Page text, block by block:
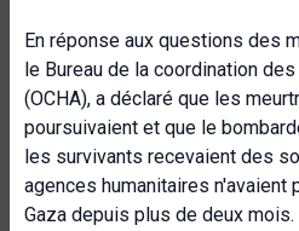
En réponse aux questions des
le Bureau de la coordination
(OCHA), a déclaré que les
poursuivaient et que le
les survivants recevaient des
agences humanitaires n'avaient
Gaza depuis plus de deux